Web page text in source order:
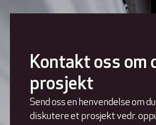
Kontakt oss om
prosjekt
Send oss en henvendelse om
diskutere et prosjekt vedr.